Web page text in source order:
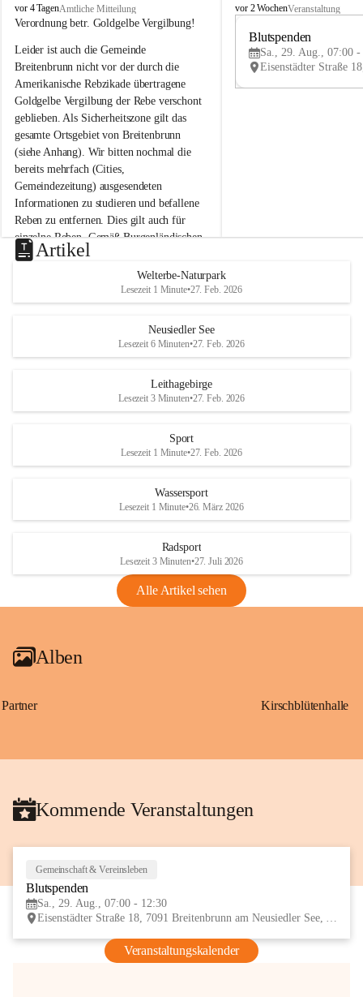
B
r
i
t
e
n
b
r
u
n
n
a
m
N
e
u
s
d
S
vor 4 TagenAmtliche Mitteilung
Verordnung betr. Goldgelbe Vergilbung!
Leider ist auch die Gemeinde
Breitenbrunn nicht vor der durch die
Amerikanische Rebzikade übertragene
Goldgelbe Vergilbung der Rebe verschont
geblieben. Als Sicherheitszone gilt das
gesamte Ortsgebiet von Breitenbrunn
(siehe Anhang). Wir bitten nochmal die
bereits mehrfach (Cities,
Gemeindezeitung) ausgesendeten
Informationen zu studieren und befallene
Reben zu entfernen. Dies gilt auch für
einzelne Reben. Gemäß Burgenländischen
Weinbaugesetz sind nicht gepflegte oder
unzulässige Weingärten zu roden! Bitte
helfen wir zusammen um unsere Winzer
vor den prognostizierten Ernteausfällen
und den daraus folgenden wirtschaftlichen
Maßnahmen zur Bekämpfung
Rebe und der Amerikanischen
Anhang VBl. EU Nr. 18
1 Seite•1,4 MB
VBl. EU Nr. 18_2026
B
e
u
e
d
r
S
vor 2 WochenVeranstaltung
Blutspenden
Sa., 29. Aug., 07:00 -
Artikel
Welterbe-Naturpark
Lesezeit 1 Minute•27. Feb. 2026
Neusiedler See
Lesezeit 6 Minuten•27. Feb. 2026
Leithagebirge
Lesezeit 3 Minuten•27. Feb. 2026
Sport
Lesezeit 1 Minute•27. Feb. 2026
Wassersport
Lesezeit 1 Minute•26. März 2026
Radsport
Lesezeit 3 Minuten•27. Juli 2026
Alle Artikel sehen
Alben
Partner Kirschblütenhalle
Kommende Veranstaltungen
Gemeinschaft & Vereinsleben
Blutspenden
Sa., 29. Aug., 07:00 - 12:30
Eisenstädter Straße 18, 7091 Breitenbrunn am Neusiedler See, AUT
Veranstaltungskalender